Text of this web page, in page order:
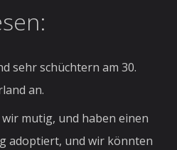
sehr schüchtern am 30.
an.
mutig, und haben einen
adoptiert, und wir könnten